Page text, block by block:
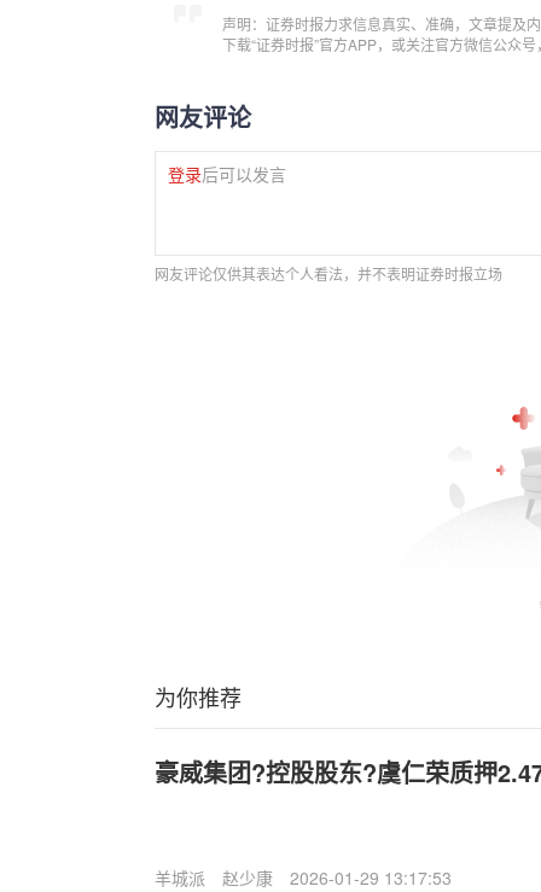
声明：证券时报力求信息真实、准确，文章提及
下载“证券时报”官方APP，或关注官方微信公众
网友评论
登录后可以发言
网友评论仅供其表达个人看法，并不表明证券时报立场
为你推荐
豪威集团?控股股东?虞仁荣质押
羊城派 赵少康 2026-01-29 13:17:53